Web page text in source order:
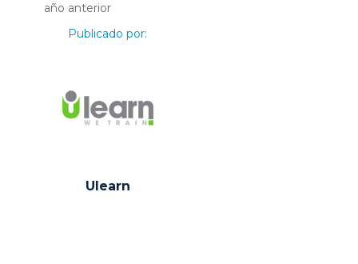
año anterior
Publicado por:
Ulearn